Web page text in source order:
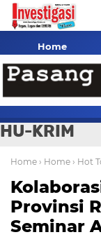
Home
HU-KRIM
Home › Home › Hot
Provinsi
Seminar